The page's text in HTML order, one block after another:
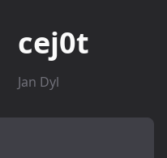
cej0t
Jan Dyl